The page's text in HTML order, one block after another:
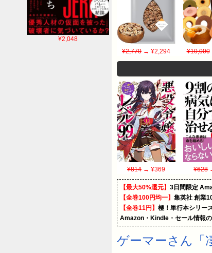
¥2,048
¥2,770 → ¥2,294 ¥10,000
¥814 → ¥369 ¥628
【最大50%還元】 3日間限定
【全巻100円均一】 集英社 創業
【全巻11円】 極！単行本シリー
Amazon・Kindle・セール情報
ゲーマーさん「